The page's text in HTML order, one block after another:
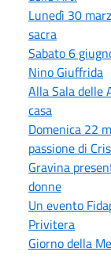
Lunedì 30
sacra
Sabato 6
Nino Giuffrida
Alla Sala delle
casa
Domenica 22
passione di
Gravina
donne
Un evento
Privitera
Giorno della